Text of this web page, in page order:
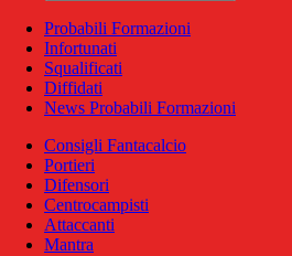
Probabili Formazioni
Infortunati
Squalificati
Diffidati
News Probabili Formazioni
Consigli Fantacalcio
Portieri
Difensori
Centrocampisti
Attaccanti
Mantra